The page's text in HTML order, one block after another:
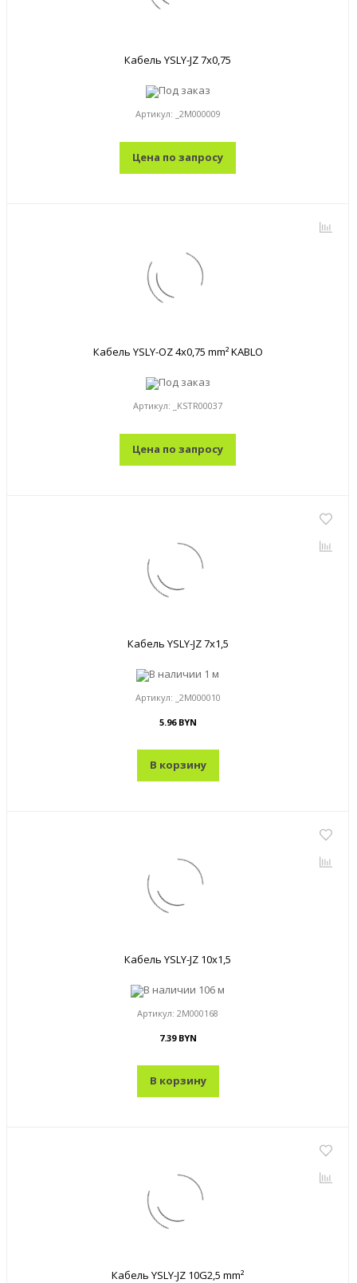
Кабель YSLY-JZ 7x0,75
Под заказ
Артикул: _2M000009
Цена по запросу
Кабель YSLY-OZ 4x0,75 mm² KABLO
Под заказ
Артикул: _KSTR00037
Цена по запросу
Кабель YSLY-JZ 7x1,5
В наличии 1 м
Артикул: _2M000010
5.96 BYN
В корзину
Кабель YSLY-JZ 10x1,5
В наличии 106 м
Артикул: 2M000168
7.39 BYN
В корзину
Кабель YSLY-JZ 10G2,5 mm²